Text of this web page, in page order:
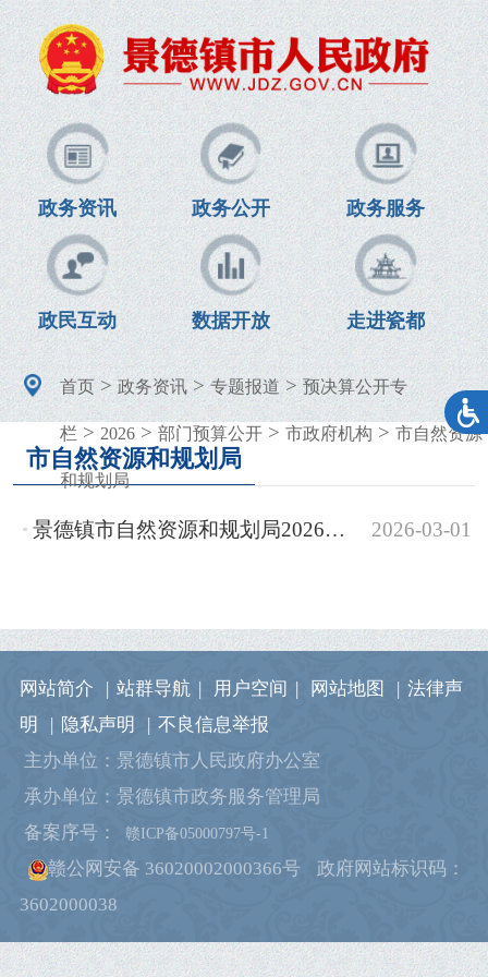
政务资讯 政务公开 政务服务
政民互动 数据开放 走进瓷都
首页>政务资讯>专题报道>预决算公开专
栏 > 2026> 部门预算公开> 市政府机构 > 市自然资源
和规划局
市自然资源和规划局
2026-03-01
景德镇市自然资源和规划局2026年部门预算
网站简介 | 站群导航 | 用户空间 | 网站地图 | 法律声
明
| 隐私声明 | 不良信息举报
主办单位：景德镇市人民政府办公室
承办单位：景德镇市政务服务管理局
备案序号：
赣ICP备05000797号-1
赣公网安备 36020002000366号
政府网站标识码：
3602000038